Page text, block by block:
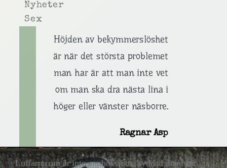
Nyheter
Sex
Höjden av bekymmerslöshet
är när det största problemet
man har är att man inte vet
om man ska dra nästa lina i
höger eller vänster näsborre.
Ragnar Asp
Luffarn.com är inte upphovsrättsskyddad utan står